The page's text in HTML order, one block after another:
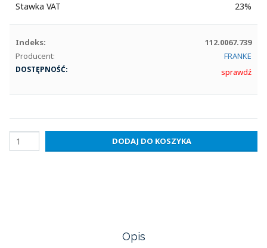
Stawka VAT 23%
Indeks:
112.0067.739
Producent:
FRANKE
DOSTĘPNOŚĆ: sprawdź
DODAJ DO KOSZYKA
Opis